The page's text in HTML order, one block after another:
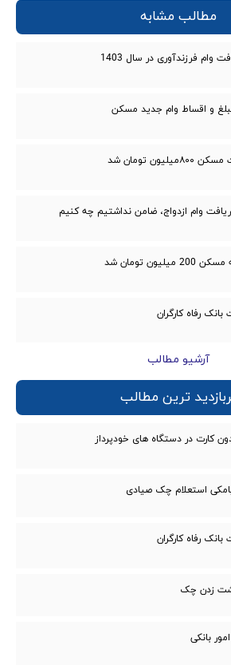
مطالب مشابه
وام فرزندآوری در سال 1403
و اقساط وام جدید مسکن
تومان شد
وام ازدواج، ضامن نداشتیم چه کنیم
تومان شد
رفاه کارگران
آرشیو مطالب
ترین مطالب
کارت در دستگاه های خودپرداز
استعلام چک صیادی
رفاه کارگران
زدن چک
بانكی